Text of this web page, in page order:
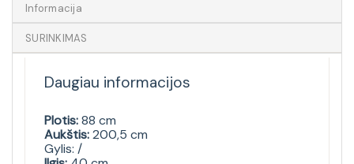
Informacija
SURINKIMAS
Daugiau informacijos
Plotis:88 cm
Aukštis:200,5 cm
Gylis: /